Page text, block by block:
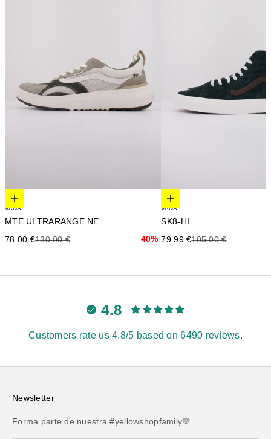
Elige opciones
VANS
Precio de oferta
78.00 €Precio anterior
130.00 € 40%
Elige opciones
VANS
SK8-HI
Precio de oferta
79.99 €Precio anterior
105.00 €
4.8
Customers rate us 4.8/5 based on 6490 reviews.
Newsletter
Forma parte de nuestra #yellowshopfamily💛